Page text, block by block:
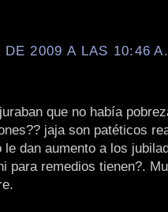
2009 A LAS 10:46
que no había
jaja son patéticos
dan aumento a los
para remedios tienen?.